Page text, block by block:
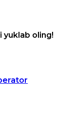
yuklab oling!